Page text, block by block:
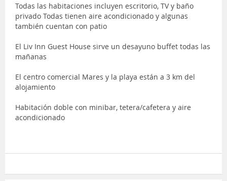
Todas las habitaciones incluyen escritorio, TV y baño
privado Todas tienen aire acondicionado y algunas
también cuentan con patio
El Liv Inn Guest House sirve un desayuno buffet todas las
mañanas
El centro comercial Mares y la playa están a 3 km del
alojamiento
Habitación doble con minibar, tetera/cafetera y aire
acondicionado